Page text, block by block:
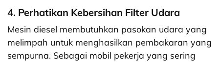
4. Perhatikan Kebersihan Filter Udara
Mesin diesel membutuhkan pasokan udara yang
melimpah untuk menghasilkan pembakaran yang
sempurna. Sebagai mobil pekerja yang sering